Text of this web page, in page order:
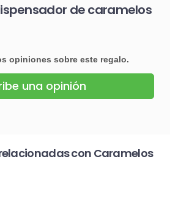
de caramelos
opiniones sobre este regalo.
una opinión
con Caramelos